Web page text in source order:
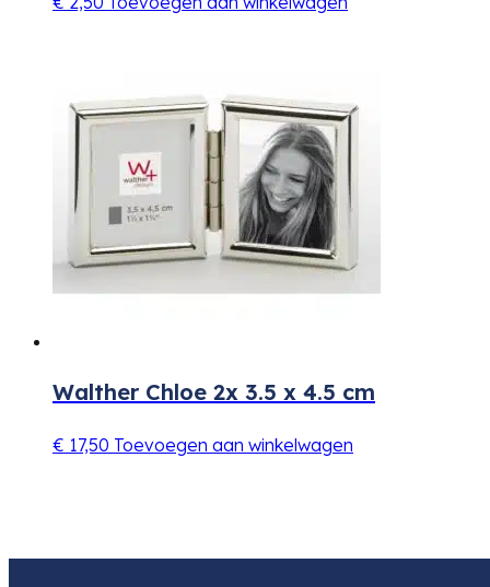
Walther Chloe 2x 3.5 x 4.5 cm
€ 17,50 Toevoegen aan winkelwagen